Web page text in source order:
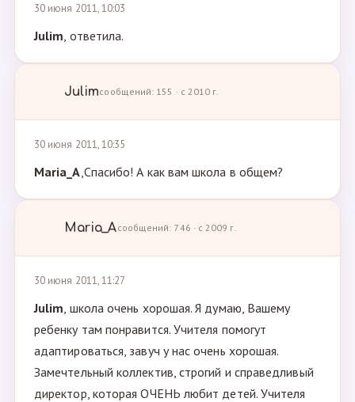
30 июня 2011, 10:03
Julim, ответила.
Julimсообщений: 155 · с 2010 г.
30 июня 2011, 10:35
Maria_A,Спасибо! А как вам школа в общем?
Maria_Aсообщений: 746 · с 2009 г.
30 июня 2011, 11:27
Julim, школа очень хорошая. Я думаю, Вашему
ребенку там понравится. Учителя помогут
адаптироваться, завуч у нас очень хорошая.
Замечтельный коллектив, строгий и справедливый
директор, которая ОЧЕНЬ любит детей. Учителя